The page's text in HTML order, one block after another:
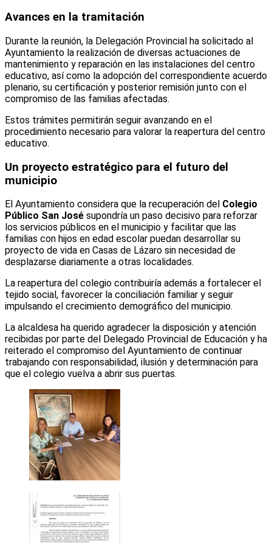
Avances en la tramitación
Durante la reunión, la Delegación Provincial ha solicitado al
Ayuntamiento la realización de diversas actuaciones de
mantenimiento y reparación en las instalaciones del centro
educativo, así como la adopción del correspondiente acuerdo
plenario, su certificación y posterior remisión junto con el
compromiso de las familias afectadas.
Estos trámites permitirán seguir avanzando en el
procedimiento necesario para valorar la reapertura del centro
educativo.
Un proyecto estratégico para el futuro del
municipio
El Ayuntamiento considera que la recuperación del Colegio
Público San José supondría un paso decisivo para reforzar
los servicios públicos en el municipio y facilitar que las
familias con hijos en edad escolar puedan desarrollar su
proyecto de vida en Casas de Lázaro sin necesidad de
desplazarse diariamente a otras localidades.
La reapertura del colegio contribuiría además a fortalecer el
tejido social, favorecer la conciliación familiar y seguir
impulsando el crecimiento demográfico del municipio.
La alcaldesa ha querido agradecer la disposición y atención
recibidas por parte del Delegado Provincial de Educación y ha
reiterado el compromiso del Ayuntamiento de continuar
trabajando con responsabilidad, ilusión y determinación para
que el colegio vuelva a abrir sus puertas.